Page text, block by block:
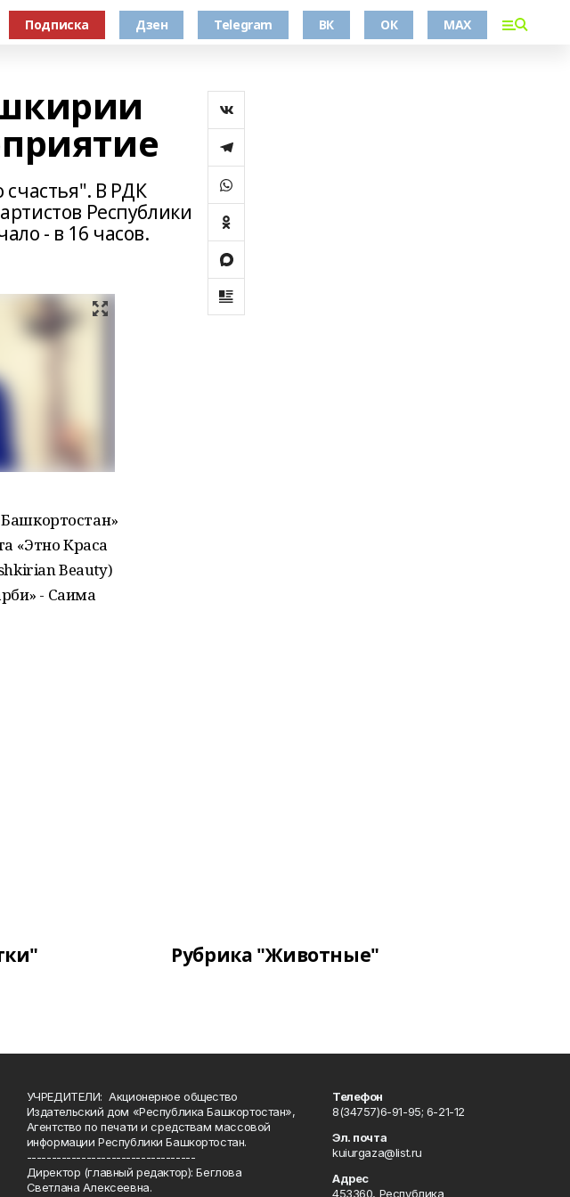
Подписка Дзен Telegram ВК ОК MAX
счастья". В РДК
Республики
- в 16 часов.
«Этно Краса
Beauty)
- Саима
Рубрика "Животные"
УЧРЕДИТЕЛИ: Акционерное общество
Издательский дом «Республика Башкортостан»,
Агентство по печати и средствам массовой
информации Республики Башкортостан.
----------------------------------
Директор (главный редактор): Беглова
Светлана Алексеевна.
Телефон
8(34757)6-91-95; 6-21-12
Эл. почта
kuiurgaza@list.ru
Адрес
453360, Республика